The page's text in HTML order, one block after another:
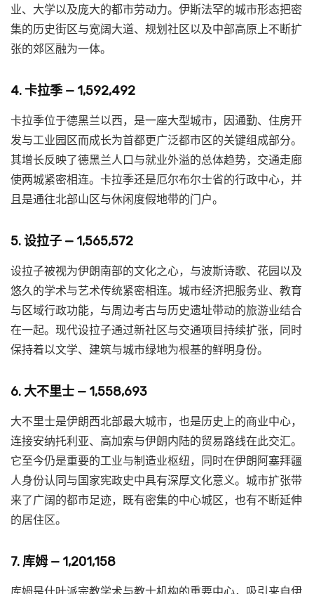
业、大学以及庞大的都市劳动力。伊斯法罕的城市形态把密
集的历史街区与宽阔大道、规划社区以及中部高原上不断扩
张的郊区融为一体。
4. 卡拉季 — 1,592,492
卡拉季位于德黑兰以西，是一座大型城市，因通勤、住房开
发与工业园区而成长为首都更广泛都市区的关键组成部分。
其增长反映了德黑兰人口与就业外溢的总体趋势，交通走廊
使两城紧密相连。卡拉季还是厄尔布尔士省的行政中心，并
且是通往北部山区与休闲度假地带的门户。
5. 设拉子 — 1,565,572
设拉子被视为伊朗南部的文化之心，与波斯诗歌、花园以及
悠久的学术与艺术传统紧密相连。城市经济把服务业、教育
与区域行政功能，与周边考古与历史遗址带动的旅游业结合
在一起。现代设拉子通过新社区与交通项目持续扩张，同时
保持着以文学、建筑与城市绿地为根基的鲜明身份。
6. 大不里士 — 1,558,693
大不里士是伊朗西北部最大城市，也是历史上的商业中心，
连接安纳托利亚、高加索与伊朗内陆的贸易路线在此交汇。
它至今仍是重要的工业与制造业枢纽，同时在伊朗阿塞拜疆
人身份认同与国家宪政史中具有深厚文化意义。城市扩张带
来了广阔的都市足迹，既有密集的中心城区，也有不断延伸
的居住区。
7. 库姆 — 1,201,158
库姆是什叶派宗教学术与教士机构的重要中心，吸引来自伊